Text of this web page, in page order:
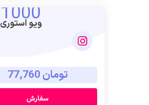
1000
ویو استوری
تومان 77,760
سفارش